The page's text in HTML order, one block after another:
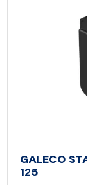
GALECO
125